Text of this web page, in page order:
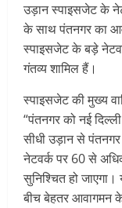
उड़ान स्पाइसजेट के
के साथ पंतनगर का
स्पाइसजेट के बड़े
गंतव्य शामिल हैं।
स्पाइसजेट की मुख्य
“पंतनगर को नई
सीधी उड़ान से
नेटवर्क पर 60 से
सुनिश्चित हो
बीच बेहतर आवागमन